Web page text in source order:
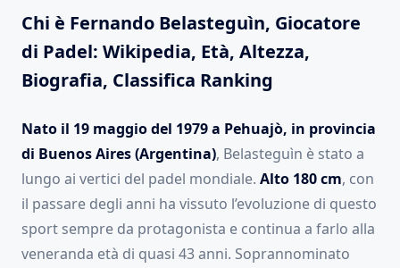
Chi è Fernando Belasteguìn, Giocatore
di Padel: Wikipedia, Età, Altezza,
Biografia, Classifica Ranking
Nato il 19 maggio del 1979 a Pehuajò, in provincia
di Buenos Aires (Argentina), Belasteguìn è stato a
lungo ai vertici del padel mondiale. Alto 180 cm, con
il passare degli anni ha vissuto l’evoluzione di questo
sport sempre da protagonista e continua a farlo alla
veneranda età di quasi 43 anni. Soprannominato